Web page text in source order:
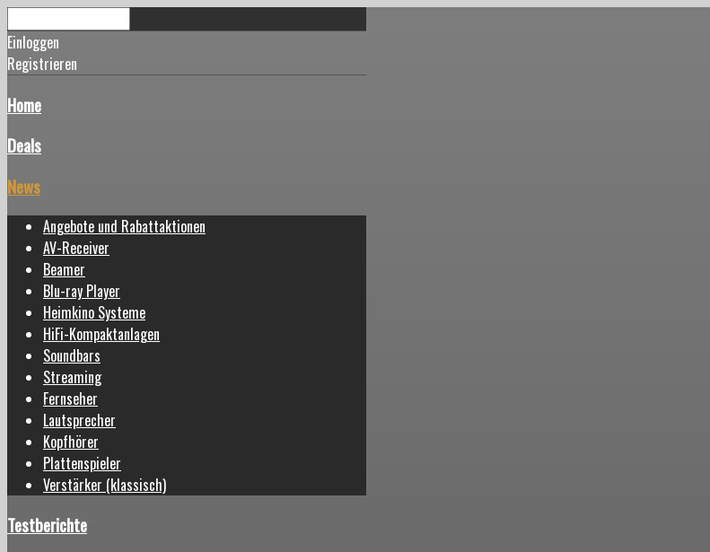
Einloggen
Registrieren
Home
Deals
News
Angebote und Rabattaktionen
AV-Receiver
Beamer
Blu-ray Player
Heimkino Systeme
HiFi-Kompaktanlagen
Soundbars
Streaming
Fernseher
Lautsprecher
Kopfhörer
Plattenspieler
Verstärker (klassisch)
Testberichte